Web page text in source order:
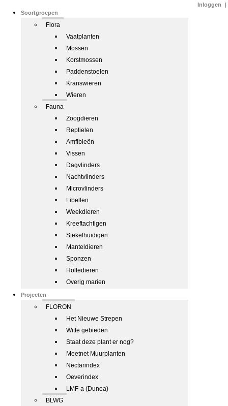
Soortgroepen
Flora
Vaatplanten
Mossen
Korstmossen
Paddenstoelen
Kranswieren
Wieren
Fauna
Zoogdieren
Reptielen
Amfibieën
Vissen
Dagvlinders
Nachtvlinders
Microvlinders
Libellen
Weekdieren
Kreeftachtigen
Stekelhuidigen
Manteldieren
Sponzen
Holtedieren
Overig marien
Projecten
FLORON
Het Nieuwe Strepen
Witte gebieden
Staat deze plant er nog?
Meetnet Muurplanten
Nectarindex
Oeverindex
LMF-a (Dunea)
BLWG
Inloggen |